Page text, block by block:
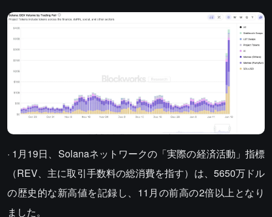
· 1月19日、Solanaネットワークの「実際の経済活動」指標
（REV、主に取引手数料の総消費を指す）は、5650万ドル
の歴史的な新高値を記録し、11月の前高の2倍以上となり
ました。